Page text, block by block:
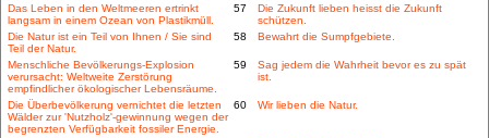
Das Leben in den Weltmeeren ertrinkt
langsam in einem Ozean von Plastikmüll.
57
Die Zukunft lieben heisst die Zukunft
schützen.
Die Natur ist ein Teil von Ihnen / Sie sind
Teil der Natur.
58 Bewahrt die Sumpfgebiete.
Menschliche Bevölkerungs-Explosion
verursacht: Weltweite Zerstörung
empfindlicher ökologischer Lebensräume.
59
Sag jedem die Wahrheit bevor es zu spät
ist.
Die Überbevölkerung vernichtet die letzten
Wälder zur 'Nutzholz'-gewinnung wegen der
begrenzten Verfügbarkeit fossiler Energie.
60 Wir lieben die Natur.